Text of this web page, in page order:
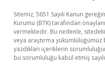
Sitemiz, 5651 Sayılı Kanun
Kurumu (BTK) tarafından
vermektedir. Bu nedenle,
veya araştırma
yazdıkları içeriklerin
bu sorumluluğu kabul etmiş